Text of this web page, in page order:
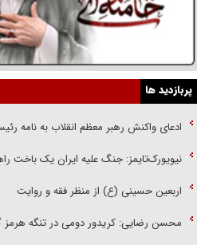
پربازدید ها
ادعای واکنش رهبر معظم انقلاب به نامه
نیویورک‌تایمز: جنگ علیه ایران یک باخت
اربعین حسینی (ع) از منظر فقه و روایت
محسن رضایی: کریدور دومی در تنگه